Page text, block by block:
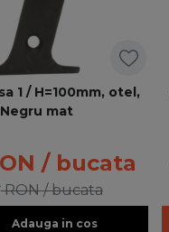
1 / H=100mm, otel,
Negru mat
/ bucata
RON / bucata
Adauga in cos